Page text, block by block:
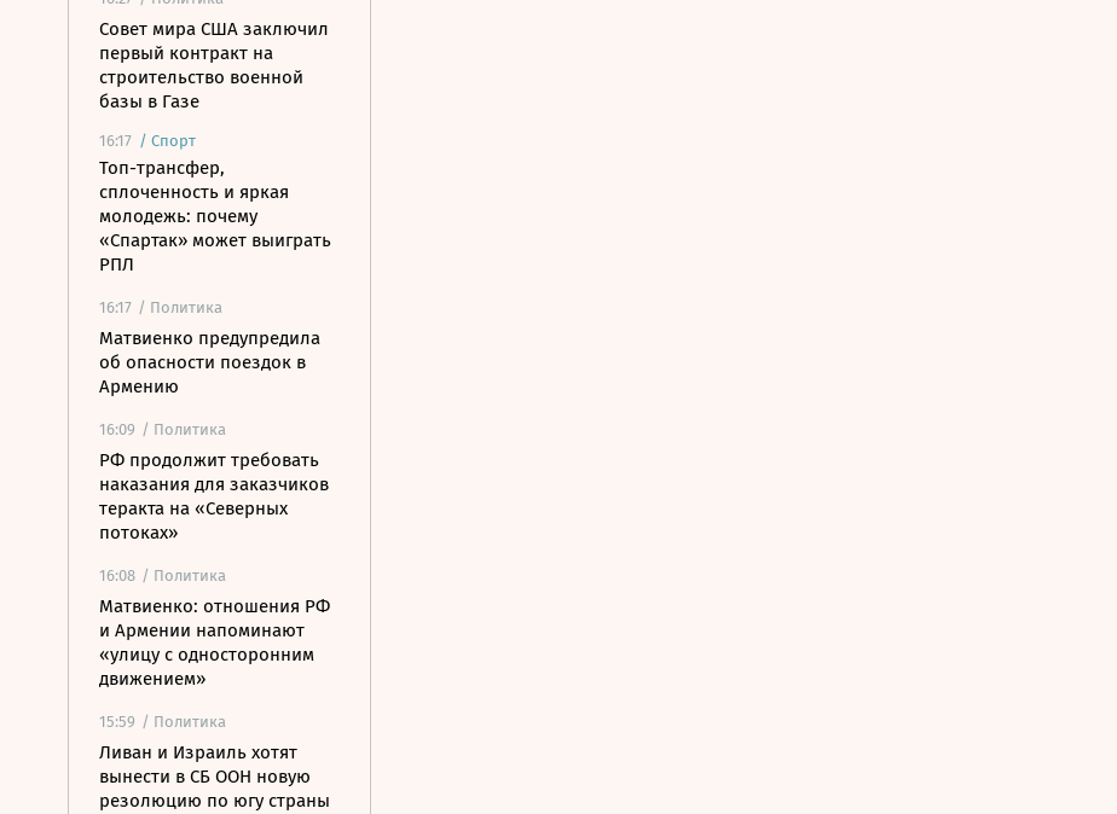
Совет мира США заключил
первый контракт на
строительство военной
базы в Газе
16:17 / Спорт
Топ-трансфер,
сплоченность и яркая
молодежь: почему
«Спартак» может выиграть
РПЛ
16:17 / Политика
Матвиенко предупредила
об опасности поездок в
Армению
16:09 / Политика
РФ продолжит требовать
наказания для заказчиков
теракта на «Северных
потоках»
16:08 / Политика
Матвиенко: отношения РФ
и Армении напоминают
«улицу с односторонним
движением»
15:59 / Политика
Ливан и Израиль хотят
вынести в СБ ООН новую
резолюцию по югу страны